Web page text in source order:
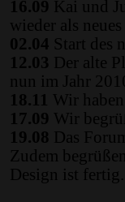
16.09 Kai und
wieder als
02.04 Start des
12.03 Der alte
nun im Jahr
18.11 Wir
17.09 Wir
19.08 Das
Zudem
Design ist fertig.